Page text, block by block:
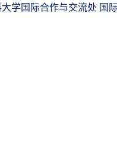
大学国际合作与交流处